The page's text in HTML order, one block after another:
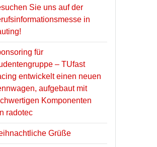
Sie uns auf der
in
für
– TUfast
entwickelt einen neuen
aufgebaut mit
Komponenten
radotec
Grüße